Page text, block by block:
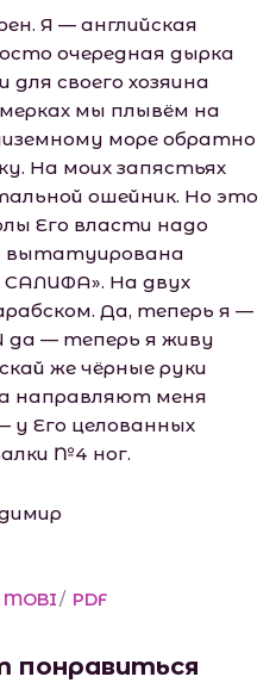
Я — английская
очередная дырка
своего хозяина
мы плывём на
море обратно
На моих запястьях
ошейник. Но это
Его власти надо
вытатуирована
На двух
Да, теперь я —
да — теперь я живу
же чёрные руки
направляют меня
у Его целованных
№4 ног.
MOBI/ PDF
понравиться